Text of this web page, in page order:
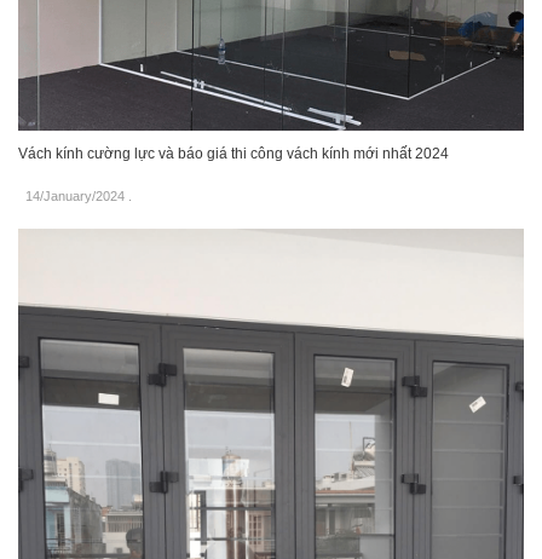
Vách kính cường lực và báo giá thi công vách kính mới nhất 2024
14/January/2024